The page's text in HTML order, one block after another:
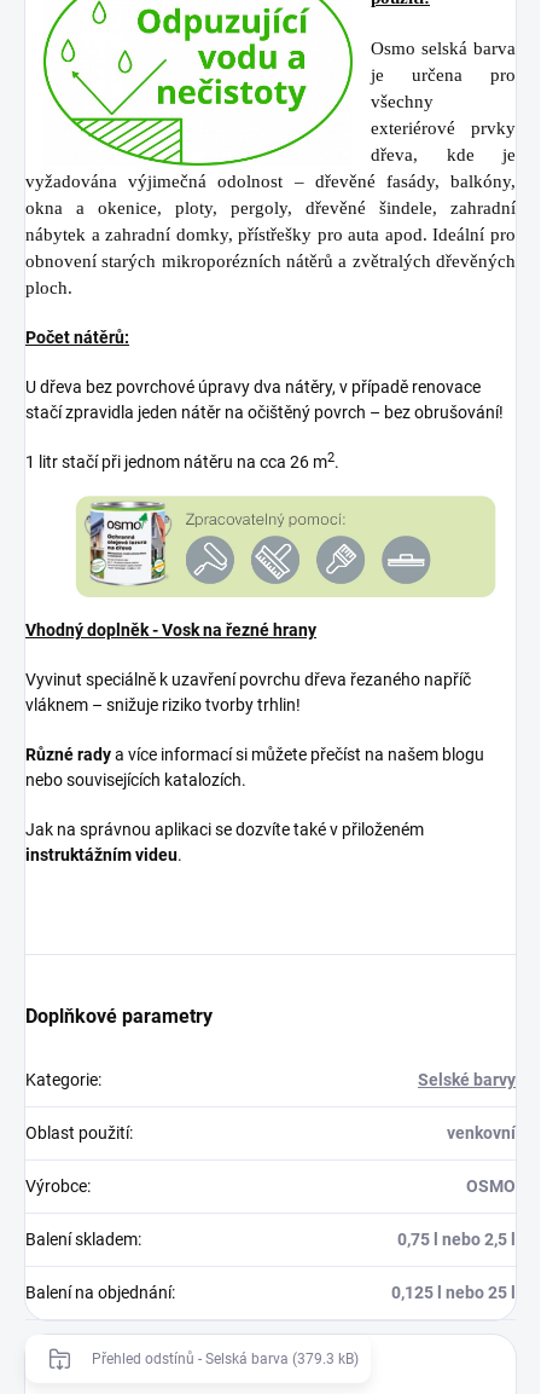
Osmo selská barva
je určena pro
všechny
exteriérové prvky
dřeva, kde je
vyžadována výjimečná odolnost – dřevěné fasády, balkóny,
okna a okenice, ploty, pergoly, dřevěné
šindele, zahradní
nábytek a zahradní domky, přístřešky pro auta apod.Ideální pro
obnovení starých mikroporézních nátěrů a zvětralýchdřevěných
ploch.
Počet nátěrů:
U dřeva bez povrchové úpravy dva nátěry, v případě renovace
stačí zpravidla jeden nátěr na očištěný povrch – bez obrušování!
1 litr stačí při jednom nátěru na cca 26 m2.
Vhodný doplněk - Vosk na řezné hrany
Vyvinut speciálně k uzavření povrchu dřeva řezaného napříč
vláknem – snižuje riziko tvorby trhlin!
Různé radya více informací si můžete přečíst na našem blogu
nebo souvisejících katalozích.
Jak na správnou aplikaci se dozvíte také v přiloženém
instruktážním videu.
Doplňkové parametry
Kategorie: Selské barvy
Oblast použití: venkovní
Výrobce: OSMO
Balení skladem: 0,75 l nebo 2,5 l
Balení na objednání: 0,125 l nebo 25 l
Přehled odstínů - Selská barva (379.3 kB)